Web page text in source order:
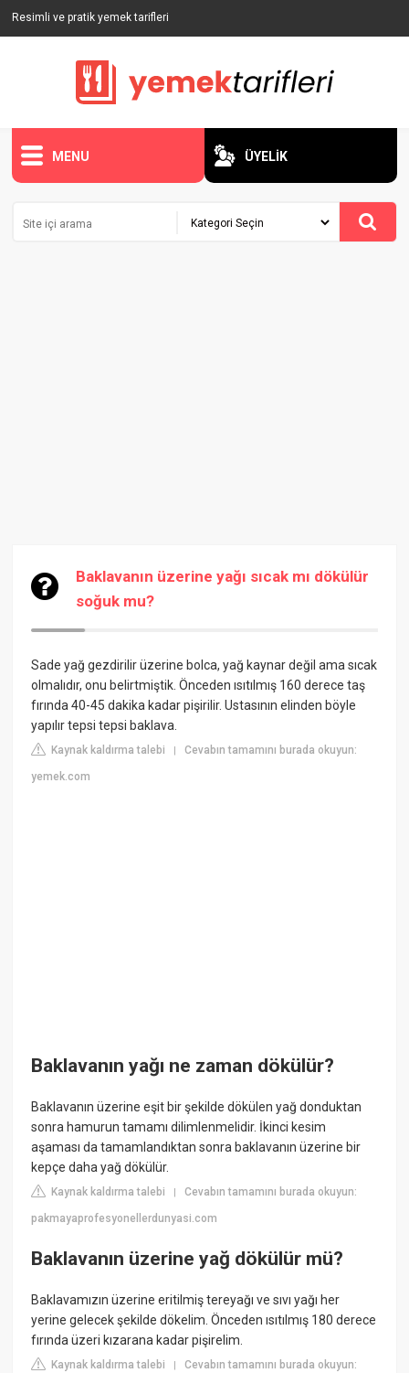
Resimli ve pratik yemek tarifleri
MENU ÜYELİK
Baklavanın üzerine yağı sıcak mı dökülür
soğuk mu?
Sade yağ gezdirilir üzerine bolca, yağ kaynar değil ama sıcak
olmalıdır, onu belirtmiştik. Önceden ısıtılmış 160 derece taş
fırında 40-45 dakika kadar pişirilir. Ustasının elinden böyle
yapılır tepsi tepsi baklava.
Kaynak kaldırma talebi |Cevabın tamamını burada okuyun:
yemek.com
Baklavanın yağı ne zaman dökülür?
Baklavanın üzerine eşit bir şekilde dökülen yağ donduktan
sonra hamurun tamamı dilimlenmelidir. İkinci kesim
aşaması da tamamlandıktan sonra baklavanın üzerine bir
kepçe daha yağ dökülür.
Kaynak kaldırma talebi |Cevabın tamamını burada okuyun:
pakmayaprofesyonellerdunyasi.com
Baklavanın üzerine yağ dökülür mü?
Baklavamızın üzerine eritilmiş tereyağı ve sıvı yağı her
yerine gelecek şekilde dökelim. Önceden ısıtılmış 180 derece
fırında üzeri kızarana kadar pişirelim.
Kaynak kaldırma talebi |Cevabın tamamını burada okuyun: